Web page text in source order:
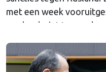
met een week
verder dreigt te worden